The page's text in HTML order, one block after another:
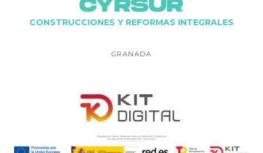
CONSTRUCCIONES Y REFORMAS INTEGRALES
GRANADA